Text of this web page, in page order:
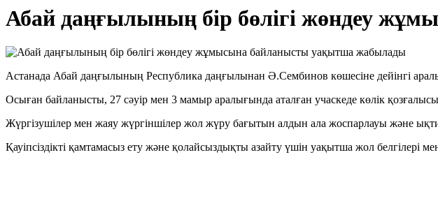
Абай даңғылының бір бөлігі жөндеу
Астанада Абай даңғылының Республика даңғылынан Ә.Сембинов көшесіне дейінгі
Осыған байланысты, 27 сәуір мен 3 мамыр аралығында аталған учаскеде көлік
Жүргізушілер мен жаяу жүргіншілер жол жүру бағытын алдын ала жоспарлауы және
Қауіпсіздікті қамтамасыз ету және қолайсыздықты азайту үшін уақытша жол белгілері